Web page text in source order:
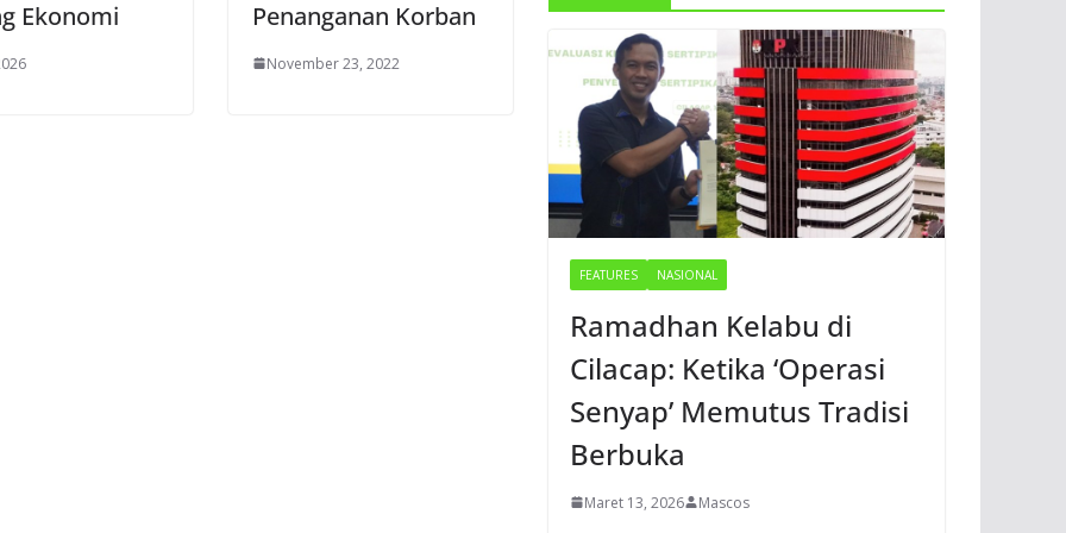
Ekonomi
Penanganan Korban
November 23, 2022
FEATURES NASIONAL
Ramadhan Kelabu di
Cilacap: Ketika ‘Operasi
Senyap’ Memutus Tradisi
Berbuka
Maret 13, 2026 Mascos